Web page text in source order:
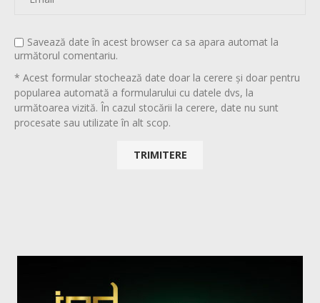
Savează date în acest browser ca sa apara automat la
următorul comentariu.
* Acest formular stochează date doar la cerere și doar pentru
popularea automată a formularului cu datele dvs, la
următoarea vizită. În cazul stocării la cerere, date nu sunt
procesate sau utilizate în alt scop.